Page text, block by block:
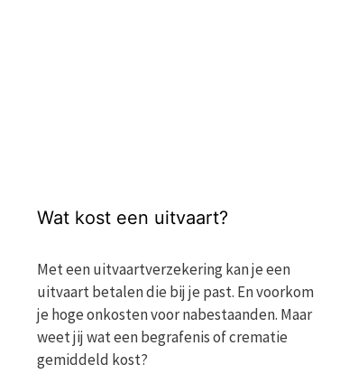
Wat kost een uitvaart?
Met een uitvaartverzekering kan je een
uitvaart betalen die bij je past. En voorkom
je hoge onkosten voor nabestaanden. Maar
weet jij wat een begrafenis of crematie
gemiddeld kost?